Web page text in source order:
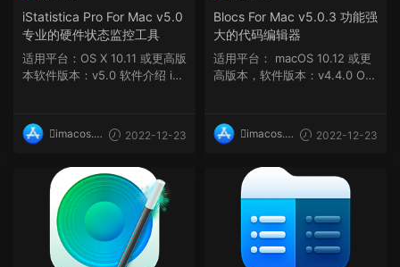
iStatistica Pro For Mac v5.0
专业的硬件状态监控工具
适用平台：OS X 10.11 或更高版
本软件版本：v5.0 软件介绍 iSt
imacos.t
2022-12-23
Blocs For Mac v5.0.3 功能强
大的代码编辑器
适用平台： macOS 10.12 或更
高版本，软件版本：v4.4.0 OS
imacos.t
2022-12-23